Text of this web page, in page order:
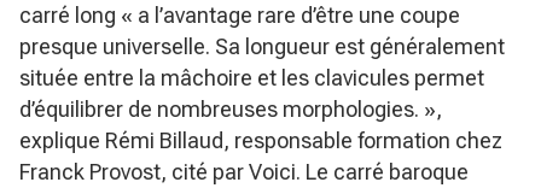
carré long « a l’avantage rare d’être une coupe
presque universelle. Sa longueur est généralement
située entre la mâchoire et les clavicules permet
d’équilibrer de nombreuses morphologies. »,
explique Rémi Billaud, responsable formation chez
Franck Provost, cité par Voici. Le carré baroque